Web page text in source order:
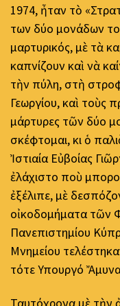
1974, ἦταν τὸ
των δύο μονάδων
μαρτυρικός, μὲ τὰ
καπνίζουν καὶ νὰ
τὴν πύλη, στὴ
Γεωργίου, καὶ τοὺς
μάρτυρες τῶν δύο
σκέφτομαι, κι ὁ
Ἰστιαία Εὐβοίας
ἐλάχιστο ποὺ
ἐξέλιπε, μὲ
οἰκοδομήματα τῶν
Πανεπιστημίου
Μνημείου
τότε Υπουργό